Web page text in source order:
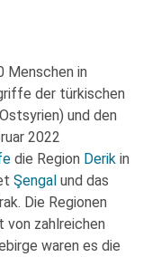
in
der türkischen
und den
2022
die Region Derik in
Şengal und das
Die Regionen
von zahlreichen
waren es die